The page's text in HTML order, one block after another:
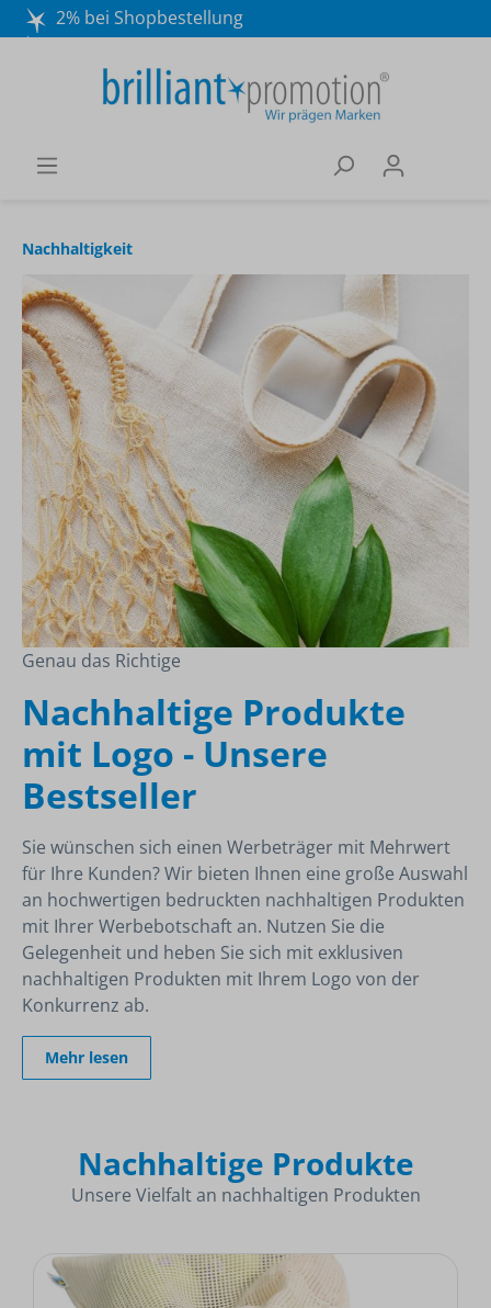
2% bei Shopbestellung
Wir beraten Sie gerne:
040 / 570 18 25 70
Nachhaltigkeit
Genau das Richtige
Nachhaltige Produkte
mit Logo - Unsere
Bestseller
Sie wünschen sich einen Werbeträger mit Mehrwert
für Ihre Kunden? Wir bieten Ihnen eine große Auswahl
an hochwertigen bedruckten nachhaltigen Produkten
mit Ihrer Werbebotschaft an. Nutzen Sie die
Gelegenheit und heben Sie sich mit exklusiven
nachhaltigen Produkten mit Ihrem Logo von der
Konkurrenz ab.
Mehr lesen
Nachhaltige Produkte
Unsere Vielfalt an nachhaltigen Produkten